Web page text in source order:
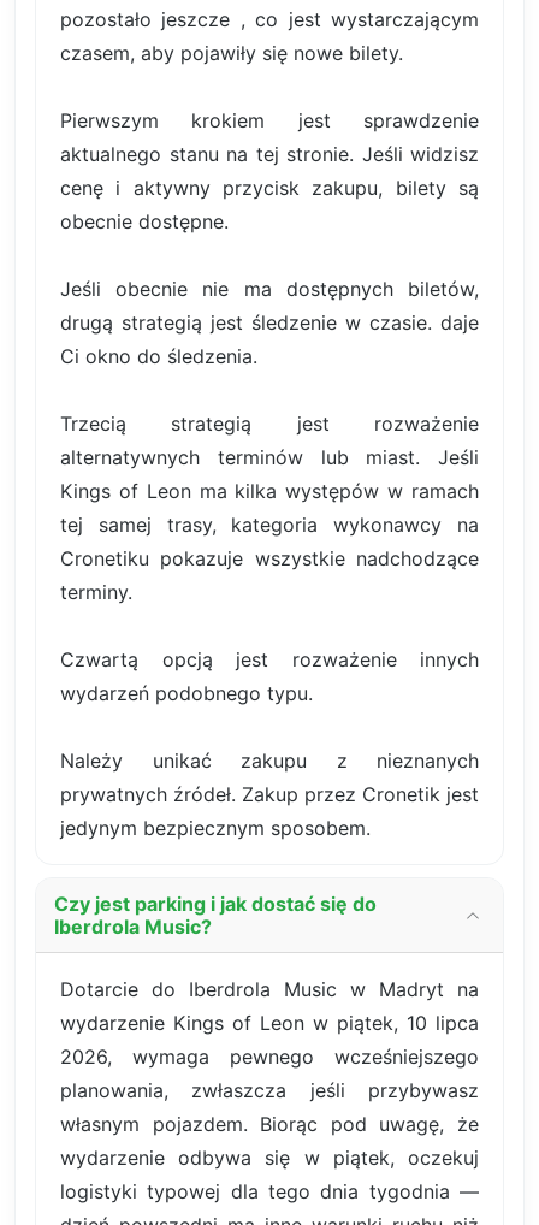
pozostało jeszcze , co jest wystarczającym
czasem, aby pojawiły się nowe bilety.
Pierwszym krokiem jest sprawdzenie
aktualnego stanu na tej stronie. Jeśli widzisz
cenę i aktywny przycisk zakupu, bilety są
obecnie dostępne.
Jeśli obecnie nie ma dostępnych biletów,
drugą strategią jest śledzenie w czasie. daje
Ci okno do śledzenia.
Trzecią strategią jest rozważenie
alternatywnych terminów lub miast. Jeśli
Kings of Leon ma kilka występów w ramach
tej samej trasy, kategoria wykonawcy na
Cronetiku pokazuje wszystkie nadchodzące
terminy.
Czwartą opcją jest rozważenie innych
wydarzeń podobnego typu.
Należy unikać zakupu z nieznanych
prywatnych źródeł. Zakup przez Cronetik jest
jedynym bezpiecznym sposobem.
Czy jest parking i jak dostać się do
Iberdrola Music?
Dotarcie do Iberdrola Music w Madryt na
wydarzenie Kings of Leon w piątek, 10 lipca
2026, wymaga pewnego wcześniejszego
planowania, zwłaszcza jeśli przybywasz
własnym pojazdem. Biorąc pod uwagę, że
wydarzenie odbywa się w piątek, oczekuj
logistyki typowej dla tego dnia tygodnia —